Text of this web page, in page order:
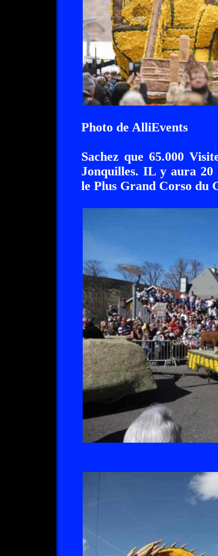
Photo de AlliEvents
Sachez que 65.000
Jonquilles. IL y aura 20
le Plus Grand Corso du